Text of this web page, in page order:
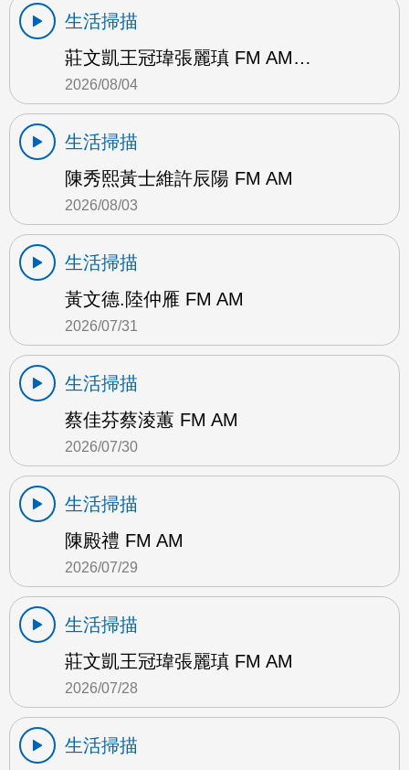
生活掃描
莊文凱王冠瑋張麗瑱 FM AM…
2026/08/04
生活掃描
陳秀熙黃士維許辰陽 FM AM
2026/08/03
生活掃描
黃文德.陸仲雁 FM AM
2026/07/31
生活掃描
蔡佳芬蔡淩蕙 FM AM
2026/07/30
生活掃描
陳殿禮 FM AM
2026/07/29
生活掃描
莊文凱王冠瑋張麗瑱 FM AM
2026/07/28
生活掃描